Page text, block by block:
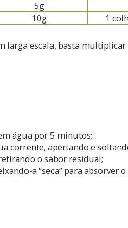
5g
10g 1
larga escala, basta
água por 5 minutos;
corrente, apertando e
o sabor residual;
a “seca” para absorver